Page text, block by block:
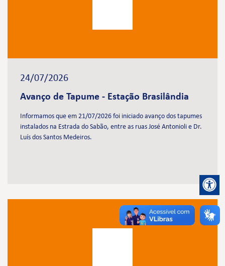
24/07/2026
Avanço de Tapume - Estação Brasilândia
Informamos que em 21/07/2026 foi iniciado avanço dos tapumes
instalados na Estrada do Sabão, entre as ruas José Antonioli e Dr.
Luís dos Santos Medeiros.